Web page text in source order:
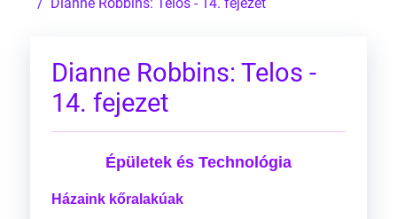
Dianne Robbins: Telos - 14. fejezet
Dianne Robbins: Telos -
14. fejezet
Épületek és Technológia
Házaink kőralakúak